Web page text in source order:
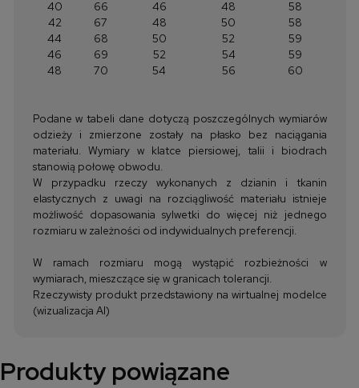
40 66 46 48
58
42
67 48 50
58
44
68 50 52
59
46
69 52 54
59
48
70 54 56 60
Podane w tabeli dane dotyczą poszczególnych wymiarów
odzieży i zmierzone zostały na płasko bez naciągania
materiału. Wymiary w klatce piersiowej, talii i biodrach
stanowią połowę obwodu.
W przypadku rzeczy wykonanych z dzianin i tkanin
elastycznych z uwagi na rozciągliwość materiału istnieje
możliwość dopasowania sylwetki do więcej niż jednego
rozmiaru w zależności od indywidualnych preferencji.
W ramach rozmiaru mogą wystąpić rozbieżności w
wymiarach, mieszczące się w granicach tolerancji.
Rzeczywisty produkt przedstawiony na wirtualnej modelce
(wizualizacja AI)
Produkty powiązane